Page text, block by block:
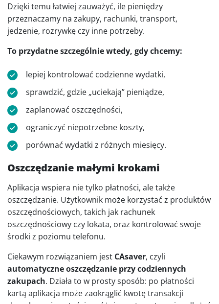
Dzięki temu łatwiej zauważyć, ile pieniędzy
przeznaczamy na zakupy, rachunki, transport,
jedzenie, rozrywkę czy inne potrzeby.
To przydatne szczególnie wtedy, gdy chcemy:
lepiej kontrolować codzienne wydatki,
sprawdzić, gdzie „uciekają” pieniądze,
zaplanować oszczędności,
ograniczyć niepotrzebne koszty,
porównać wydatki z różnych miesięcy.
Oszczędzanie małymi krokami
Aplikacja wspiera nie tylko płatności, ale także
oszczędzanie. Użytkownik może korzystać z produktów
oszczędnościowych, takich jak rachunek
oszczędnościowy czy lokata, oraz kontrolować swoje
środki z poziomu telefonu.
Ciekawym rozwiązaniem jest CAsaver, czyli
automatyczne oszczędzanie przy codziennych
zakupach. Działa to w prosty sposób: po płatności
kartą aplikacja może zaokrąglić kwotę transakcji